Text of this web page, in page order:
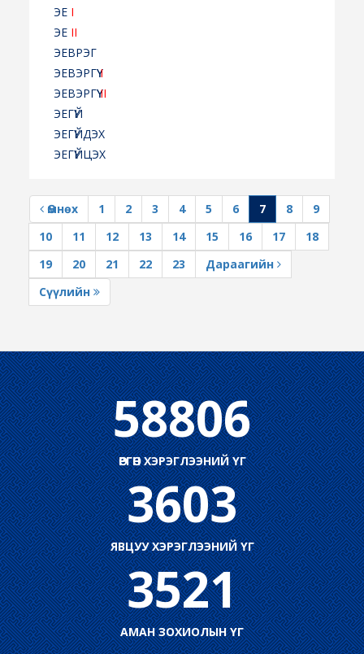
ЭЕ I
ЭЕ II
ЭЕВРЭГ
ЭЕВЭРГҮҮI
ЭЕВЭРГҮҮII
ЭЕГҮЙ
ЭЕГҮЙДЭХ
ЭЕГҮЙЦЭХ
Өмнөх 1 2 3 4 5 6 7 8
9
10
11 12 13 14 15 16 17
18
19
20 21 22 23
Дараагийн
Сүүлийн
58806
ӨРГӨН ХЭРЭГЛЭЭНИЙ ҮГ
3603
ЯВЦУУ ХЭРЭГЛЭЭНИЙ ҮГ
3521
АМАН ЗОХИОЛЫН ҮГ